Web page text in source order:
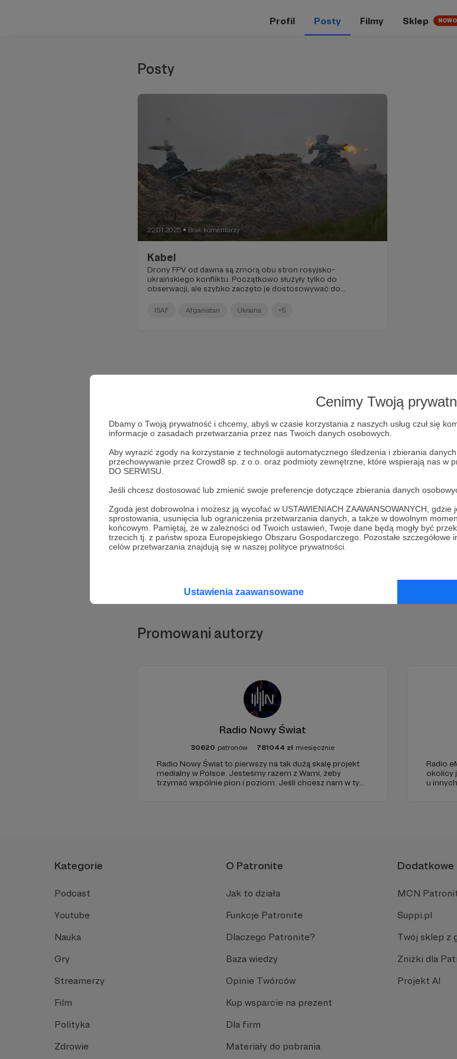
Cenimy Twoją
Dbamy o Twoją prywatność i chcemy, abyś w czasie korzystania z naszych usług czuł się
informacje o zasadach przetwarzania przez nas Twoich danych osobowych.
Aby wyrazić zgody na korzystanie z technologii automatycznego śledzenia i zbierania
przechowywanie przez Crowd8 sp. z o.o. oraz podmioty zewnętrzne, które wspierają nas w
DO SERWISU.
Jeśli chcesz dostosować lub zmienić swoje preferencje dotyczące zbierania danych
Zgoda jest dobrowolna i możesz ją wycofać w USTAWIENIACH ZAAWANSOWANYCH,
sprostowania, usunięcia lub ograniczenia przetwarzania danych, a także w dowolnym
końcowym. Pamiętaj, że w zależności od Twoich ustawień, Twoje dane będą mogły być
trzecich tj. z państw spoza Europejskiego Obszaru Gospodarczego. Pozostałe
celów przetwarzania znajdują się w naszej polityce prywatności.
Ustawienia zaawansowane
Profil Posty Filmy Sklep
Posty
22.01.2025 ● Brak komentarzy
Kabel
Drony FPV od dawna są zmorą obu stron rosyjsko-
ukraińskiego konfliktu. Początkowo służyły tylko do
obserwacji, ale szybko zaczęto je dostosowywać do
ISAF Afganistan Ukraina +5
Dołącz do grona
Wesprzyj działalność AutoraMarcin
Promowani autorzy
Radio Nowy Świat
30620 patronów 781044 zł miesięcznie
Radio Nowy Świat to pierwszy na tak dużą skalę projekt
medialny w Polsce. Jesteśmy razem z Wami, żeby
trzymać wspólnie pion i poziom. Jeśli chcesz nam w tym
Radio
okolicy
u
Kategorie
Podcast
Youtube
Nauka
Gry
Streamerzy
Film
Polityka
Zdrowie
O Patronite
Jak to działa
Funkcje Patronite
Dlaczego Patronite?
Baza wiedzy
Opinie Twórców
Kup wsparcie na prezent
Dla firm
Materiały do pobrania
MCN
Suppi.pl
Twój sklep z
Zniżki dla
Projekt AI